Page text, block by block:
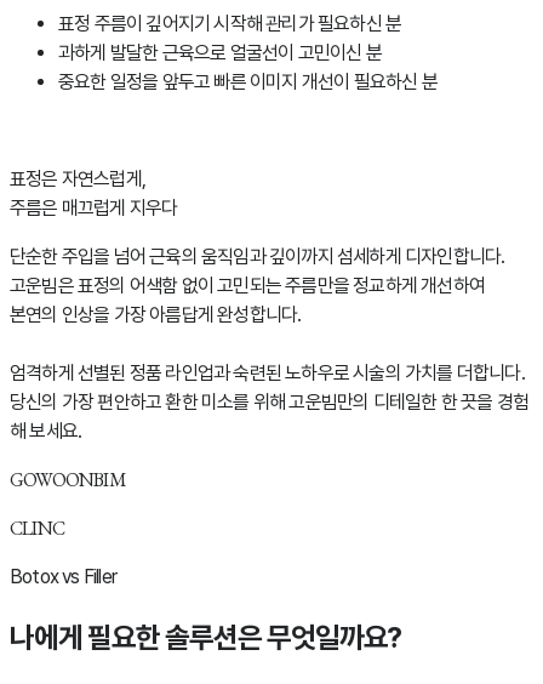
표정 주름이 깊어지기 시작해 관리가 필요하신 분
과하게 발달한 근육으로 얼굴선이 고민이신 분
중요한 일정을 앞두고 빠른 이미지 개선이 필요하신 분
표정은 자연스럽게,
주름은 매끄럽게 지우다
단순한 주입을 넘어 근육의 움직임과 깊이까지 섬세하게 디자인합니다.
고운빔은 표정의 어색함 없이 고민되는 주름만을 정교하게 개선하여
본연의 인상을 가장 아름답게 완성합니다.
엄격하게 선별된 정품 라인업과 숙련된 노하우로 시술의 가치를 더합니다.
당신의 가장 편안하고 환한 미소를 위해 고운빔만의 디테일한 한 끗을 경험
해 보세요.
GOWOONBIM
CLINC
Botox vs Filler
나에게 필요한 솔루션은 무엇일까요?